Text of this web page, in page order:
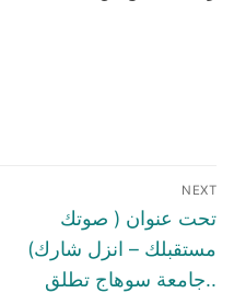
تصفّح
المقالات
NEXT
Next
post:
تحت عنوان ( صوتك
مستقبلك – انزل شارك)
..جامعة سوهاج تطلق